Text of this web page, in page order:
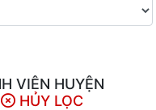
VIÊN HUYỆN
HỦY LỌC